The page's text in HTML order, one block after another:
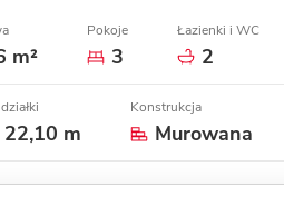
m²
Pokoje
3
Łazienki i WC
2
m
Konstrukcja
Murowana